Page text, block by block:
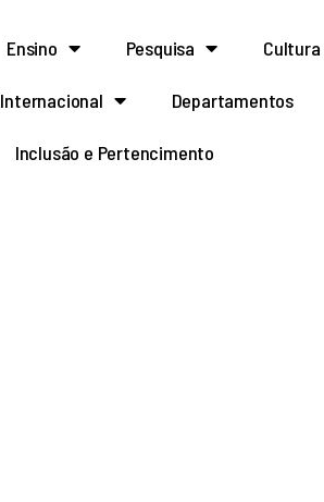
Ensino Pesquisa
Internacional Departamentos
Inclusão e Pertencimento